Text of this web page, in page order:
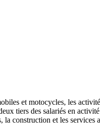
et motocycles, les
tiers des salariés en
construction et les services